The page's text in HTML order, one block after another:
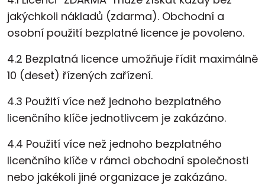
jakýchkoli nákladů (zdarma). Obchodní a
osobní použití bezplatné licence je povoleno.
4.2 Bezplatná licence umožňuje řídit maximálně
10 (deset) řízených zařízení.
4.3 Použití více než jednoho bezplatného
licenčního klíče jednotlivcem je zakázáno.
4.4 Použití více než jednoho bezplatného
licenčního klíče v rámci obchodní společnosti
nebo jakékoli jiné organizace je zakázáno.